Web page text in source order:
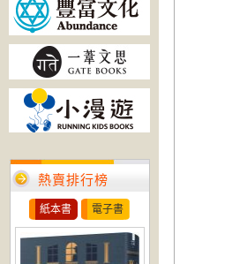
熱賣排行榜
紙本書 電子書